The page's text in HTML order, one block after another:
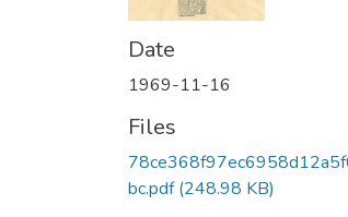
Date
1969-11-16
Files
bc.pdf(248.98 KB)